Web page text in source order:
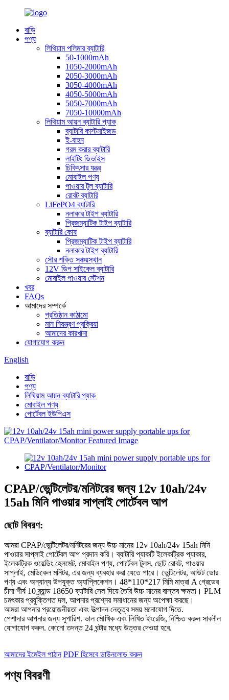
বাড়ি
পণ্য
লিথিয়াম পলিমার ব্যাটারি
50-1000mAh
1050-2000mAh
2050-3000mAh
3050-4000mAh
4050-5000mAh
5050-7000mAh
7050-10000mAh
লিথিয়াম আয়ন ব্যাটারি প্যাক
ব্যাটারি কাস্টমাইজড
ই-বাহন
গরম করার ব্যাটারি
লাইটিং ডিভাইস
চিকিৎসার যন্ত্র
মোবাইল পণ্য
পাওয়ার টুল ব্যাটারি
রোবট ব্যাটারি
LiFePO4 ব্যাটারি
নলাকার টাইপ ব্যাটারি
প্রিজম্যাটিক টাইপ ব্যাটারি
ব্যাটারি কোষ
প্রিজম্যাটিক টাইপ ব্যাটারি
নলাকার টাইপ ব্যাটারি
সৌর শক্তি সঞ্চয়স্থান
12V ডিপ সাইকেল ব্যাটারি
মোবাইল পাওয়ার স্টেশন
খবর
FAQs
আমাদের সম্পর্কে
প্রতিষ্ঠান কাঠামো
মান নিয়ন্ত্রণ প্রক্রিয়া
আমাদের কারখানা
যোগাযোগ করুন
English
বাড়ি
পণ্য
লিথিয়াম আয়ন ব্যাটারি প্যাক
মোবাইল পণ্য
পোর্টেবল ইউপিএস
CPAP/ভেন্টিলেটর/মনিটরের জন্য 12v 10ah/24v
15ah মিনি পাওয়ার সাপ্লাই পোর্টেবল আপ
ছোট বিবরণ:
আমরা CPAP/ভেন্টিলেটর/মনিটরের জন্য উচ্চ মানের 12v 10ah/24v 15ah মিনি
পাওয়ার সাপ্লাই পোর্টেবল আপ প্রদান করি। ব্যাটারি প্যাকটি ইলেকট্রিক প্যাকার,
ইলেকট্রিক ওয়েল্ডিং হেলমেট, মোবাইল পণ্য, পোর্টেবল টুলস, ছোট রোবট, পাওয়ার
সাপ্লাই, মেডিকেল মনিটর, এর জন্য ব্যবহার করা যেতে পারে। ভেন্টিলেটর, আউট ডোর
পণ্য এবং অন্যান্য উপযুক্ত অ্যাপ্লিকেশন। 48*110*217 মিমি মাত্রা A গ্রেডের
চীনা শীর্ষ 10 ব্র্যান্ড 18650 ব্যাটারি সেল দিয়ে তৈরি উচ্চ মানের বাস্তব ক্ষমতা। PLM
চমৎকার প্রযুক্তিগত দল, আপনার প্রশ্নের সমাধানের জন্য অপেক্ষা করছে।
আমরা আপনার প্রয়োজনীয়তা এবং উত্পাদন নেতৃত্ব সময় মনোযোগ দিতে.
পেশাদার আপনার জন্য সুপারিশ. ভাল মৌখিক এবং লিখিত ইংরেজি, নিশ্চিত করুন সাবলীল
যোগাযোগ করুন. কোনো তদন্ত 24 ঘন্টার মধ্যে উত্তর দেওয়া হবে.
আমাদের ইমেইল পাঠান PDF হিসেবে ডাউনলোড করুন
পণ্য বিবরণী